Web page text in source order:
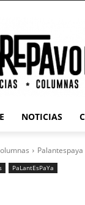
NOTICIAS
PaLantEsPaYa